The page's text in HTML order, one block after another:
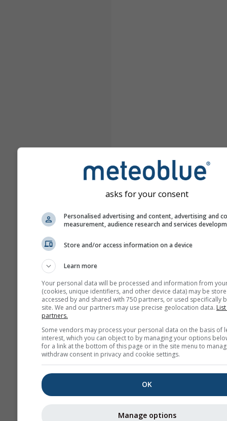
asks for your consent
Personalised advertising and content, advertising and
measurement, audience research and services
Store and/or access information on a device
Learn more
Your personal data will be processed and information from
(cookies, unique identifiers, and other device data) may be
accessed by and shared with 750 partners, or used specifically
site. We and our partners may use precise geolocation data.
partners.
Some vendors may process your personal data on the basis of
interest, which you can object to by managing your options
for a link at the bottom of this page or in the site menu to
withdraw consent in privacy and cookie settings.
OK
Manage options